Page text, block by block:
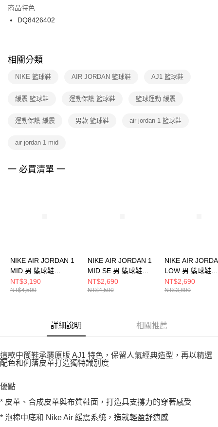
２．訂單成立數日內，您將收到繳費通知簡訊。
３．收到繳費通知簡訊後14天內，點擊此簡訊中的連結，可透過四大超商／
ATM／網路銀行／等多元方式進行付款，方視為交易完成。
※ 交易是否成功請以「AFTEE先享後付 」之結帳頁面顯示為準，若有關於
是否繳費成功／繳費後需取消欲退款等相關疑問，請聯繫「AFTEE先享後付
客戶支援中心」
https://netprotections.freshdesk.com/support/home
１．透過由恩沛科技股份有限公司提供之「AFTEE先享後付」服務完成之交
權轉讓予恩沛科技股份有限公司。
３．未成年的使用者請事先徵得法定代理人或監護人之同意方可使用
４．使用「AFTEE先享後付」時，將依據個別帳號之用戶狀況，依本公司即
付款後門市自取
每筆NT$100，滿NT$1,500(含以上)免運費
商品特色
DQ8426402
相關分類
NIKE 籃球鞋 AIR JORDAN 籃球鞋 AJ1 籃球鞋
緩震 籃球鞋 運動保護 籃球鞋 籃球運動 緩震
運動保護 緩震 男款 籃球鞋 air jordan 1 籃球鞋
air jordan 1 mid
一 必買清單 一
NIKE AIR JORDAN 1
MID 男 籃球鞋
DQ8426105
NT$3,190
NT$4,500
NIKE AIR JORDAN 1
MID SE 男 籃球鞋
HF3216102
NT$2,690
NT$4,500
NIKE AIR
LOW 男 籃球鞋
553558133
NT$2,690
NT$3,800
詳細說明 相關推薦
這款中筒鞋承襲原版 AJ1 特色，保留人氣經典造型，再以精選
配色和俐落皮革打造獨特識別度
優點
* 皮革、合成皮革與布質鞋面，打造具支撐力的穿著感受
* 泡棉中底和 Nike Air 緩震系統，造就輕盈舒適感